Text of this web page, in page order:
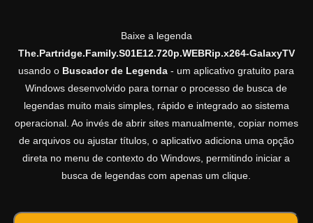
Baixe a legenda
The.Partridge.Family.S01E12.720p.WEBRip.x264-GalaxyTV
usando o Buscador de Legenda - um aplicativo gratuito para
Windows desenvolvido para tornar o processo de busca de
legendas muito mais simples, rápido e integrado ao sistema
operacional. Ao invés de abrir sites manualmente, copiar nomes
de arquivos ou ajustar títulos, o aplicativo adiciona uma opção
direta no menu de contexto do Windows, permitindo iniciar a
busca de legendas com apenas um clique.